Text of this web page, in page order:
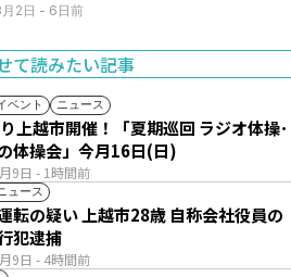
2日 - 6日前
て読みたい記事
ベント ニュース
9日 - 1時間前
上越市開催！「夏期巡回 ラジオ体操･
体操会」今月16日(日)
ュース
9日 - 4時間前
転の疑い 上越市28歳 自称会社役員の
犯逮捕